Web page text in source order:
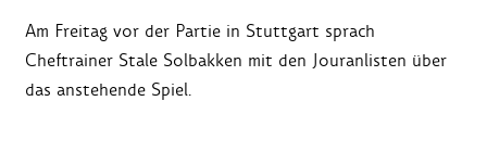
Am Freitag vor der Partie in Stuttgart sprach
Cheftrainer Stale Solbakken mit den Jouranlisten über
das anstehende Spiel.